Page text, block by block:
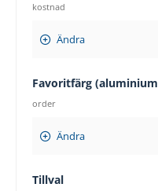
kostnad
Ändra
Favoritfärg
order
Ändra
Tillval